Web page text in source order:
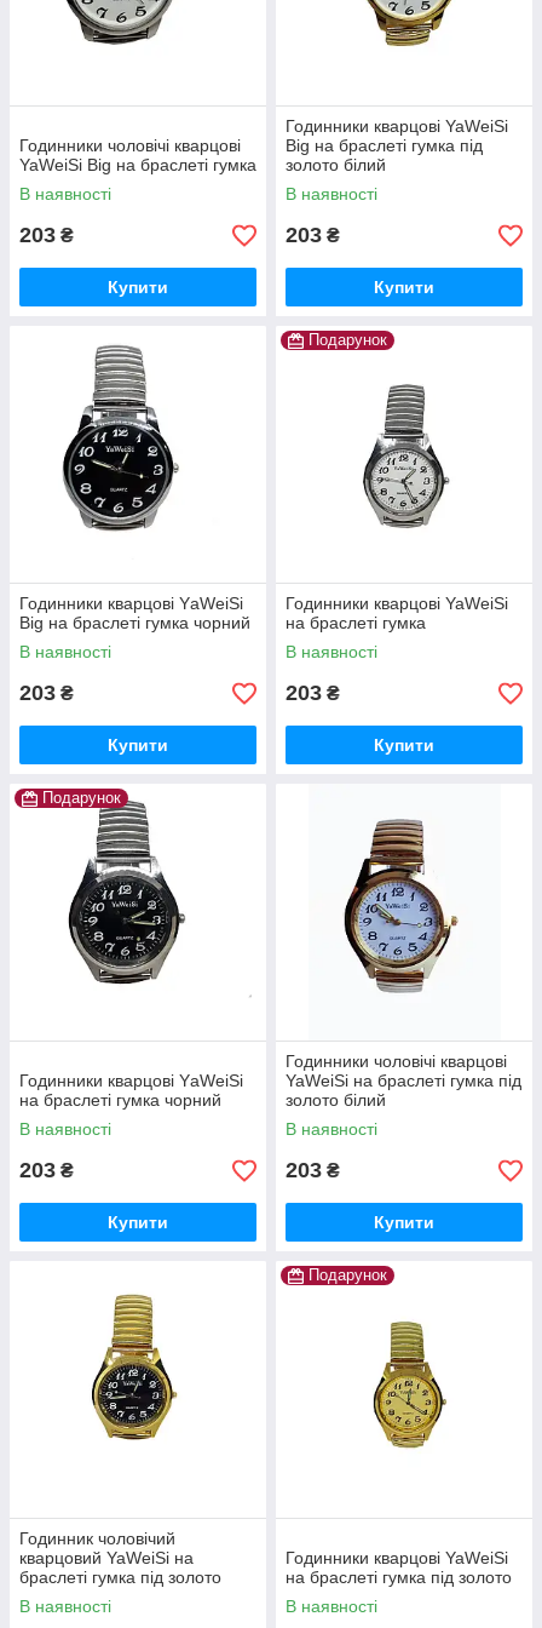
Годинники чоловічі кварцові
YaWeiSi Big на браслеті гумка
В наявності
203 ₴
Купити
Годинники кварцові YaWeiSi
Big на браслеті гумка під
золото білий
В наявності
203 ₴
Купити
Годинники кварцові YаWeiSi
Big на браслеті гумка чорний
В наявності
203 ₴
Купити
Подарунок
Годинники кварцові YaWeiSi
на браслеті гумка
В наявності
203 ₴
Купити
Подарунок
Годинники кварцові YаWeiSi
на браслеті гумка чорний
В наявності
203 ₴
Купити
Годинники чоловічі кварцові
YaWeiSi на браслеті гумка під
золото білий
В наявності
203 ₴
Купити
Годинник чоловічий
кварцовий YaWeiSi на
браслеті гумка під золото
чорний
В наявності
Подарунок
Годинники кварцові YaWeiSi
на браслеті гумка під золото
В наявності